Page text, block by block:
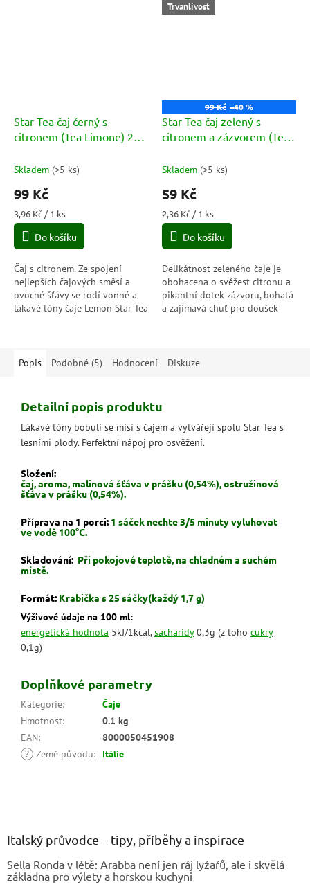
Star Tea čaj černý s
citronem (Tea Limone) 25
Skladem (>5 ks)
99 Kč
Měrná
cena:
3,96 Kč / 1 ks
Do košíku
Čaj s citronem. Ze spojení
nejlepších čajových směsí a
ovocné šťávy se rodí vonné a
lákavé tóny čaje Lemon Star Tea
Trvanlivost
99 Kč –40 %
Star Tea čaj zelený s
citronem a zázvorem (Tea
25 sáčků 40g
Skladem (>5 ks)
59 Kč
Měrná
cena:
2,36 Kč / 1 ks
Do košíku
Delikátnost zeleného čaje je
obohacena o svěžest citronu a
pikantní dotek zázvoru, bohatá
a zajímavá chuť pro doušek
Popis Podobné (5) Hodnocení Diskuze
Detailní popis produktu
Lákavé tóny bobulí se mísí s čajem a vytvářejí spolu Star Tea s
lesními plody. Perfektní nápoj pro osvěžení.
Složení:
čaj, aroma, malinová šťáva v prášku (0,54%), ostružinová
šťáva v prášku (0,54%).
Příprava na 1 porci: 1 sáček nechte 3/5 minuty vyluhovat
ve vodě 100°C.
Skladování: Při pokojové teplotě, na chladném a suchém
místě.
Formát: Krabička s 25 sáčky(každý 1,7 g)
Výživové údaje na 100 ml:
energetická hodnota 5kJ/1kcal,sacharidy0,3g (z toho cukry
0,1g)
Doplňkové parametry
Kategorie:
Čaje
Hmotnost:
0.1 kg
EAN:
8000050451908
? Země původu: Itálie
Italský průvodce – tipy, příběhy a inspirace
Sella Ronda v létě: Arabba není jen ráj lyžařů, ale i skvělá
základna pro výlety a horskou kuchyni